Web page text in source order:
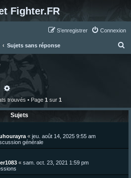
Fighter.FR
Connexion
S’enregistrer
Sujets sans réponse
RechercherRecherche avancée
trouvés • Page 1 sur 1
Sujets
« jeu. août 14, 2025 9:55 am
générale
« sam. oct. 23, 2021 1:59 pm